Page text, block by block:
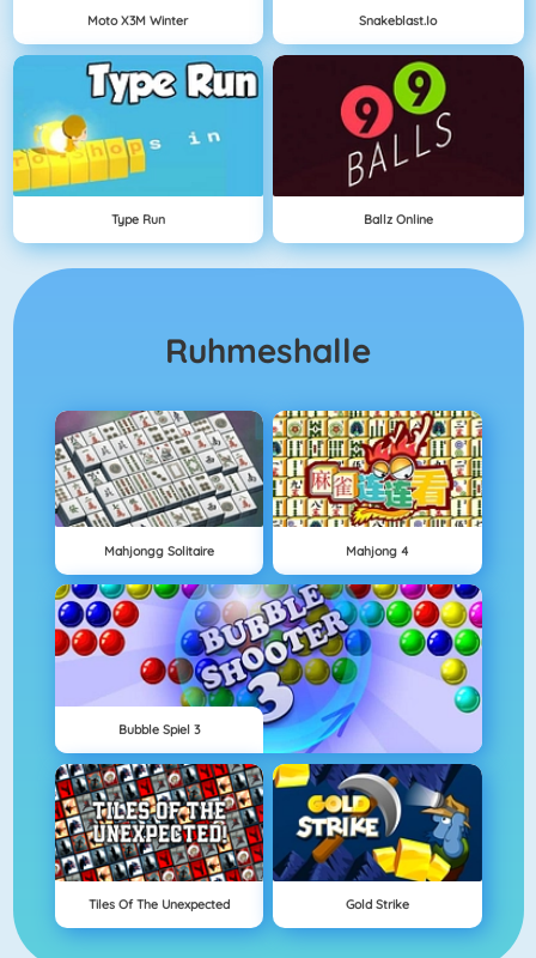
Moto X3M Winter Snakeblast.io
Type Run Ballz Online
Ruhmeshalle
Mahjongg Solitaire Mahjong 4
Bubble Spiel 3
Tiles Of The Unexpected Gold Strike